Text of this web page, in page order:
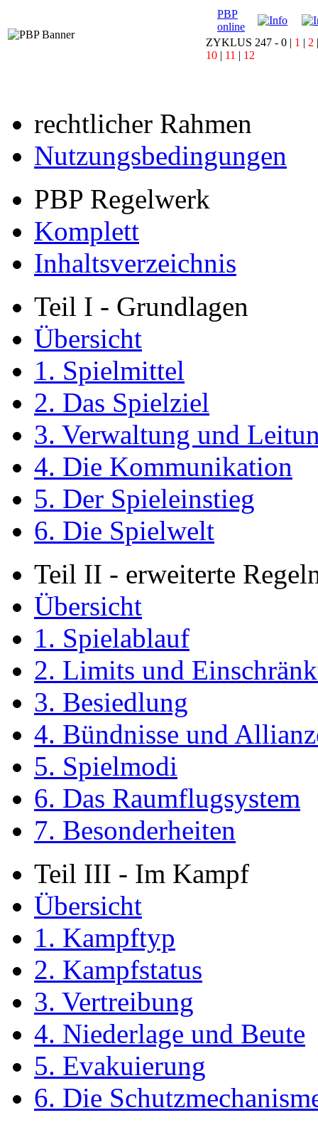
PBP
online
ZYKLUS 247 - 0 | 1 | 2
10 | 11 | 12
rechtlicher Rahmen
Nutzungsbedingungen
PBP Regelwerk
Komplett
Inhaltsverzeichnis
Teil I - Grundlagen
Übersicht
1. Spielmittel
2. Das Spielziel
3. Verwaltung und
4. Die Kommunikation
5. Der Spieleinstieg
6. Die Spielwelt
Teil II - erweiterte
Übersicht
1. Spielablauf
2. Limits und
3. Besiedlung
4. Bündnisse und
5. Spielmodi
6. Das Raumflugsystem
7. Besonderheiten
Teil III - Im Kampf
Übersicht
1. Kampftyp
2. Kampfstatus
3. Vertreibung
4. Niederlage und Beute
5. Evakuierung
6. Die